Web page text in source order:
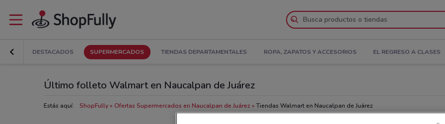
DESTACADOS SUPERMERCADOS TIENDAS DEPARTAMENTALES ROPA, ZAPATOS Y ACCESORIOS EL REGRESO A CLASES
Último folleto Walmart en Naucalpan de Juárez
Estás aquí: ShopFully Ofertas Supermercados en Naucalpan de Juárez Tiendas Walmart en Naucalpan de Juárez